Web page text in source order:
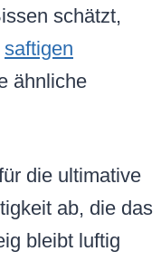
schätzt,
saftigen
ähnliche
die ultimative
ab, die das
bleibt luftig